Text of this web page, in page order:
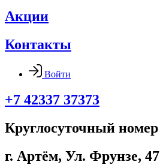
Акции
Контакты
Войти
+7 42337 37373
Круглосуточный номер
г. Артём, ​Ул. Фрунзе, 47